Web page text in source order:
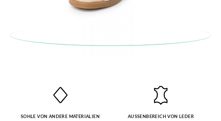
SOHLE VON ANDERE MATERIALIEN AUSSENBEREICH VON LEDER